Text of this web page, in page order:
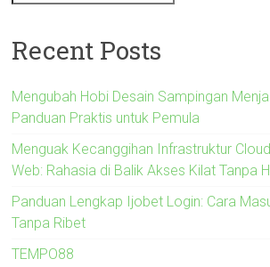
Recent Posts
Mengubah Hobi Desain Sampingan
Panduan Praktis untuk Pemula
Menguak Kecanggihan Infrastruktur
Web: Rahasia di Balik Akses Kilat Tanpa
Panduan Lengkap Ijobet Login: Cara
Tanpa Ribet
TEMPO88